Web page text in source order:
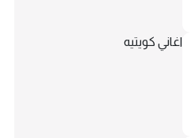
اغاني كويتيه